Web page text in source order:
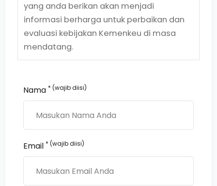
yang anda berikan akan menjadi
informasi berharga untuk perbaikan dan
evaluasi kebijakan Kemenkeu di masa
mendatang.
Nama * (wajib diisi)
Email * (wajib diisi)